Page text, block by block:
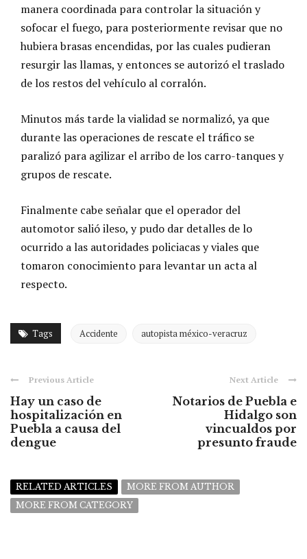
manera coordinada para controlar la situación y
sofocar el fuego, para posteriormente revisar que no
hubiera brasas encendidas, por las cuales pudieran
resurgir las llamas, y entonces se autorizó el traslado
de los restos del vehículo al corralón.
Minutos más tarde la vialidad se normalizó, ya que
durante las operaciones de rescate el tráfico se
paralizó para agilizar el arribo de los carro-tanques y
grupos de rescate.
Finalmente cabe señalar que el operador del
automotor salió ileso, y pudo dar detalles de lo
ocurrido a las autoridades policiacas y viales que
tomaron conocimiento para levantar un acta al
respecto.
Tags Accidente autopista méxico-veracruz
Previous Article
Hay un caso de
hospitalización en
Puebla a causa del
dengue
Next Article
Notarios de Puebla e
Hidalgo son
vincualdos por
presunto fraude
RELATED ARTICLES
MORE FROM AUTHOR
MORE FROM CATEGORY